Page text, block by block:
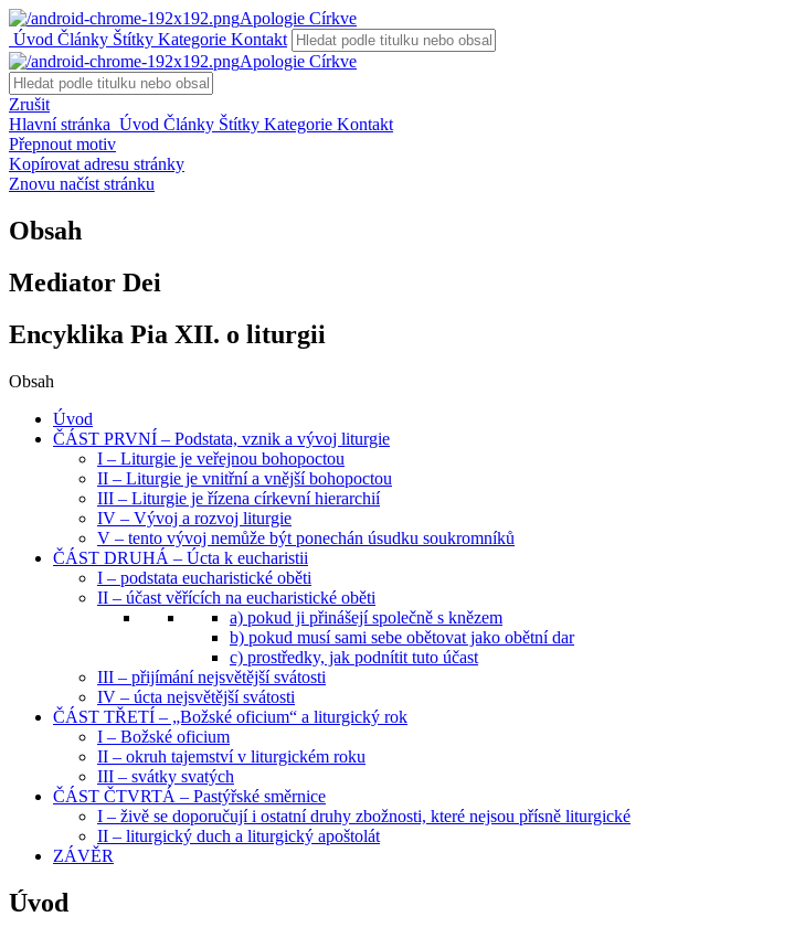
Apologie Církve
Úvod Články Štítky Kategorie Kontakt
Apologie Církve
Zrušit
Hlavní stránka Úvod Články Štítky Kategorie Kontakt
Přepnout motiv
Kopírovat adresu stránky
Znovu načíst stránku
Obsah
Mediator Dei
Encyklika Pia XII. o liturgii
Obsah
Úvod
ČÁST PRVNÍ – Podstata, vznik a vývoj liturgie
I – Liturgie je veřejnou bohopoctou
II – Liturgie je vnitřní a vnější bohopoctou
III – Liturgie je řízena církevní hierarchií
IV – Vývoj a rozvoj liturgie
V – tento vývoj nemůže být ponechán úsudku soukromníků
ČÁST DRUHÁ – Úcta k eucharistii
I – podstata eucharistické oběti
II – účast věřících na eucharistické oběti
a) pokud ji přinášejí společně s knězem
b) pokud musí sami sebe obětovat jako obětní dar
c) prostředky, jak podnítit tuto účast
III – přijímání nejsvětější svátosti
IV – úcta nejsvětější svátosti
ČÁST TŘETÍ – „Božské oficium“ a liturgický rok
I – Božské oficium
II – okruh tajemství v liturgickém roku
III – svátky svatých
ČÁST ČTVRTÁ – Pastýřské směrnice
I – živě se doporučují i ostatní druhy zbožnosti, které nejsou přísně liturgické
II – liturgický duch a liturgický apoštolát
ZÁVĚR
Úvod